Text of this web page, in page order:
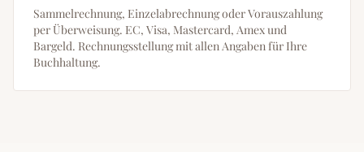
Sammelrechnung, Einzelabrechnung oder Vorauszahlung
per Überweisung. EC, Visa, Mastercard, Amex und
Bargeld. Rechnungsstellung mit allen Angaben für Ihre
Buchhaltung.